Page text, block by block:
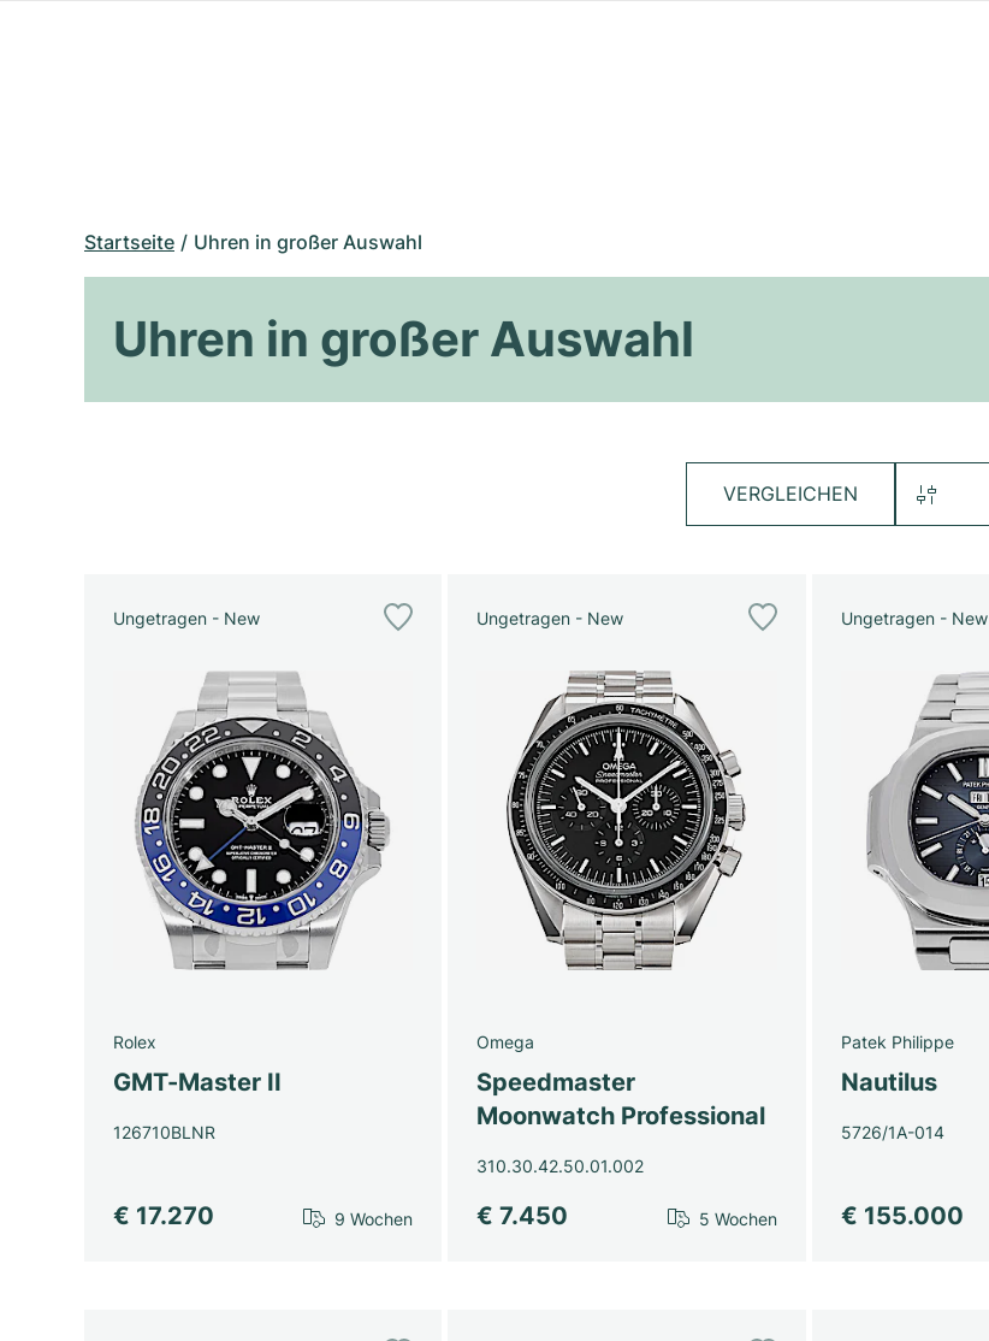
Startseite Uhren in großer Auswahl
Uhren in großer Auswahl
VERGLEICHEN
Ungetragen - New
Rolex
GMT-Master II
126710BLNR
€ 17.270 9 Wochen
Ungetragen - New
Omega
Speedmaster
Moonwatch Professional
310.30.42.50.01.002
€ 7.450 5 Wochen
Ungetragen - New
Patek Philippe
Nautilus
5726/1A-014
€ 155.000